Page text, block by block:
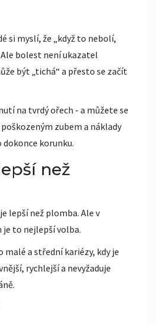
si myslí, že „když to nebolí,
bolest není ukazatel
být „tichá“ a přesto se začít
na tvrdý ořech - a můžete se
zubem a náklady
dokonce korunku.
než
lepší než plomba. Ale v
je to nejlepší volba.
malé a střední kariézy, kdy je
rychlejší a nevyžaduje